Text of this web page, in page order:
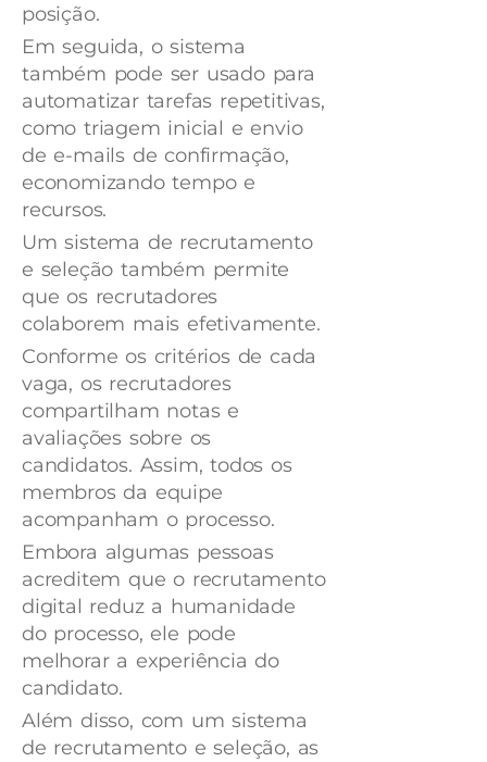
posição.
Em seguida, o sistema
também pode ser usado para
automatizar tarefas repetitivas,
como triagem inicial e envio
de e-mails de confirmação,
economizando tempo e
recursos.
Um sistema de recrutamento
e seleção também permite
que os recrutadores
colaborem mais efetivamente.
Conforme os critérios de cada
vaga, os recrutadores
compartilham notas e
avaliações sobre os
candidatos. Assim, todos os
membros da equipe
acompanham o processo.
Embora algumas pessoas
acreditem que o recrutamento
digital reduz a humanidade
do processo, ele pode
melhorar a experiência do
candidato.
Além disso, com um sistema
de recrutamento e seleção, as